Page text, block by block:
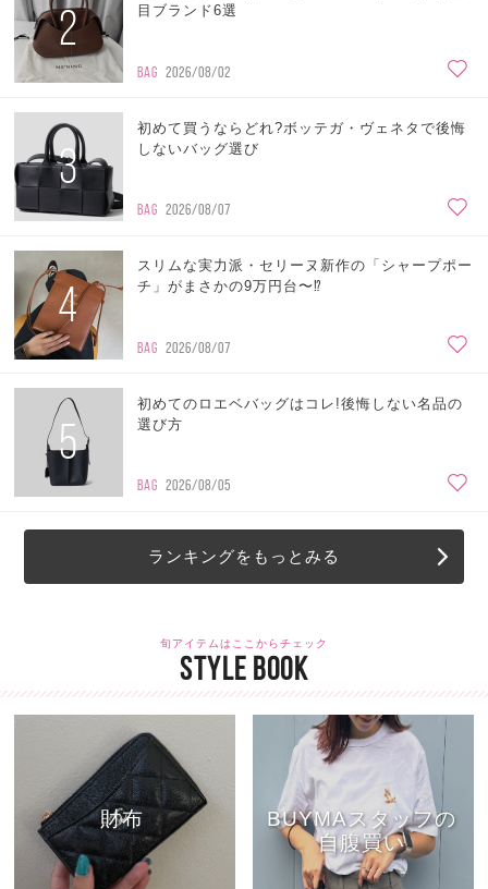
2
目ブランド6選
BAG 2026/08/02
3
初めて買うならどれ?ボッテガ・ヴェネタで後悔
しないバッグ選び
BAG 2026/08/07
4
スリムな実力派・セリーヌ新作の「シャープポー
チ」がまさかの9万円台〜⁉
BAG 2026/08/07
5
初めてのロエベバッグはコレ!後悔しない名品の
選び方
BAG 2026/08/05
ランキングをもっとみる
旬アイテムはここからチェック
STYLE BOOK
財布
BUYMAスタッフの
自腹買い